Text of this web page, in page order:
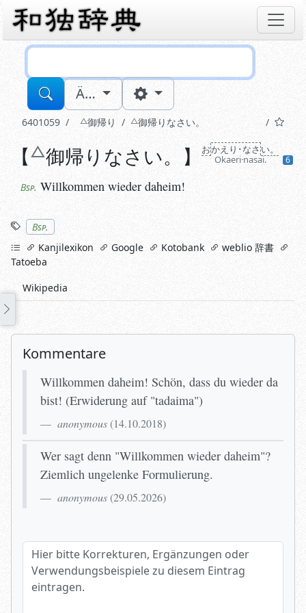
Ä…
6401059 御帰り 御帰りなさい。
Bsp.Willkommen wieder daheim!
【 御帰りなさい。 】 おかえり･なさい。
Okaeri·nasai.
6
Bsp. Willkommen wieder daheim!
Stichworte
Bsp.
linksKanjilexikon Google Kotobank
weblio 辞書
Tatoeba
Wikipedia
Kommentare
Willkommen daheim! Schön, dass du wieder da
bist! (Erwiderung auf "tadaima")
anonymous (14.10.2018)
Wer sagt denn "Willkommen wieder daheim"?
Ziemlich ungelenke Formulierung.
anonymous (29.05.2026)
Hier bitte Korrekturen, Ergänzungen oder